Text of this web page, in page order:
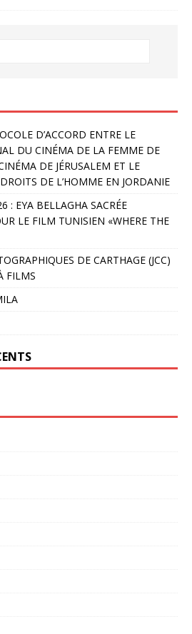
D’ACCORD ENTRE LE
DU CINÉMA DE LA FEMME DE
DE JÉRUSALEM ET LE
DE L’HOMME EN JORDANIE
: EYA BELLAGHA SACRÉE
LE FILM TUNISIEN «WHERE THE
DE CARTHAGE (JCC)
FILMS